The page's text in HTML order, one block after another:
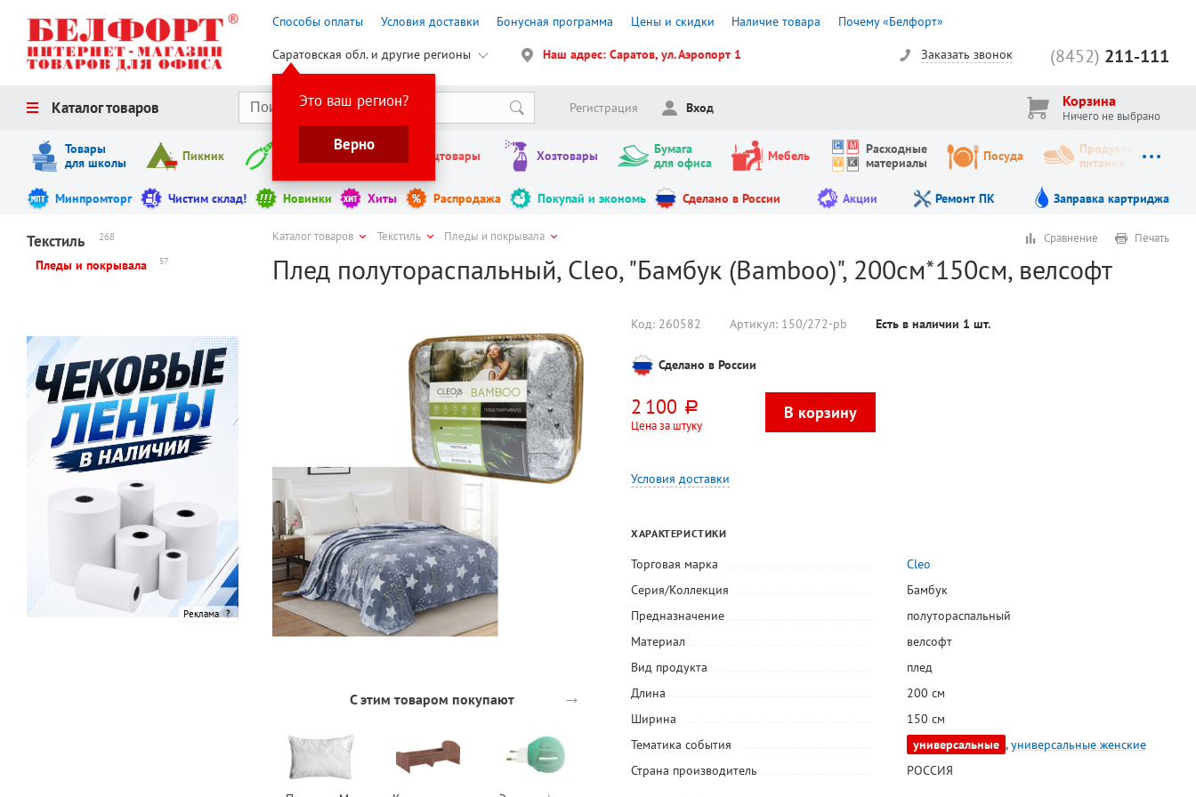
Способы оплаты Условия доставки Бонусная программа Цены и скидки Наличие товара Почему «Белфорт»
Саратовская обл. и другие регионы
Это ваш регион?
Верно
Наш адрес: Саратов, ул. Аэропорт 1 (8452) 211-111
Заказать звонок
Каталог товаров Регистрация Вход Корзина
Ничего не выбрано
Товары
для школы
Пикник Инструменты Канцтовары Хозтовары
Бумага
для офиса
Мебель
Расходные
материалы
Посуда
Продукты
питания
Минпромторг Чистим склад! Новинки Хиты Распродажа Покупай и экономь Сделано в России Акции Ремонт ПК Заправка картриджа
Текстиль 268
Пледы и покрывала 57
Реклама
Каталог товаров Текстиль Пледы и покрывала
Плед полутораспальный, Cleo, "Бамбук (Bamboo)", 200см*150см, велсофт
Сравнение Печать
С этим товаром покупают →
Код: 260582 Артикул: 150/272-pb Есть в наличии 1 шт.
Сделано в России
2 100 руб.
Цена за штуку
Условия доставки
ХАРАКТЕРИСТИКИ
Торговая марка
Cleo
Серия/Коллекция
Бамбук
Предназначение
полутораспальный
Материал
велсофт
Вид продукта
плед
Длина
200 см
Ширина
150 см
Тематика события
универсальные ,универсальные женские
Страна производитель
РОССИЯ